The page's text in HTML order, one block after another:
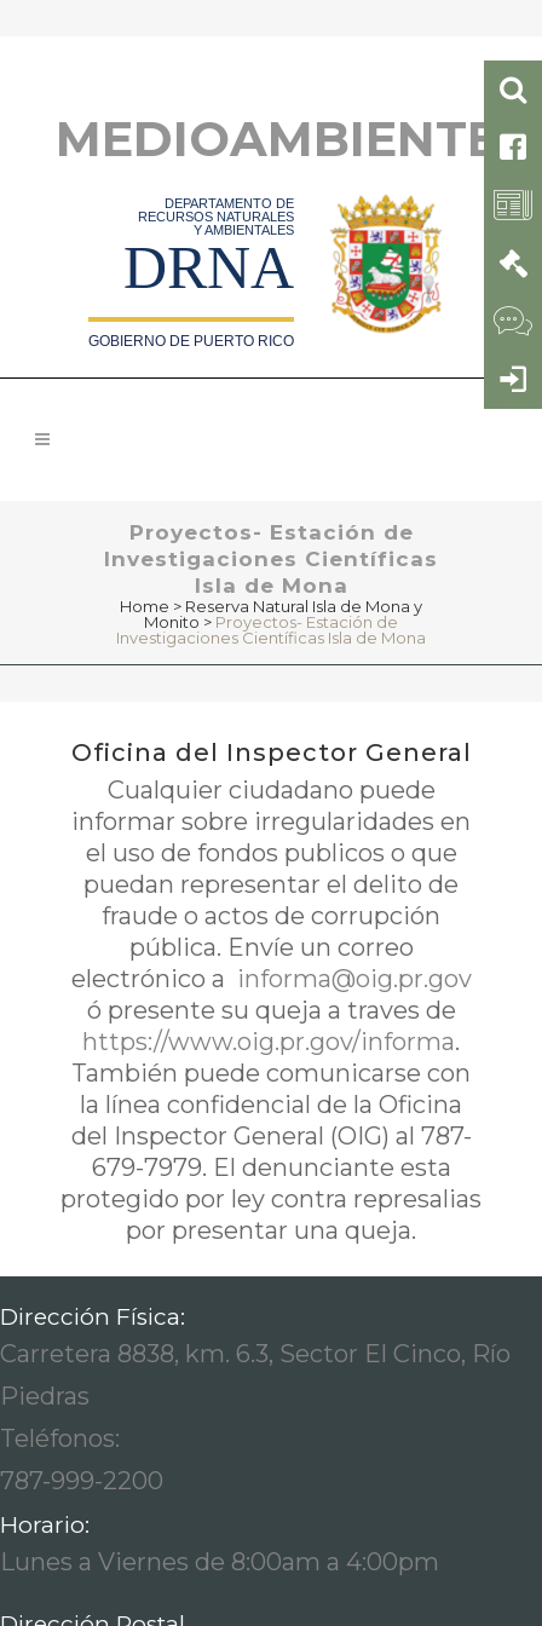
MEDIOAMBIENTE
DEPARTAMENTO DE
RECURSOS NATURALES
Y AMBIENTALES
DRNA
GOBIERNO DE PUERTO RICO
Proyectos- Estación de
Investigaciones Científicas
Isla de Mona
Home > Reserva Natural Isla de Mona y
Monito > Proyectos- Estación de
Investigaciones Científicas Isla de Mona
Oficina del Inspector General
Cualquier ciudadano puede
informar sobre irregularidades en
el uso de fondos publicos o que
puedan representar el delito de
fraude o actos de corrupción
pública. Envíe un correo
electrónico a informa@oig.pr.gov
ó presente su queja a traves de
https://www.oig.pr.gov/informa.
También puede comunicarse con
la línea confidencial de la Oficina
del Inspector General (OIG) al 787-
679-7979. El denunciante esta
protegido por ley contra represalias
por presentar una queja.
Dirección Física:
Carretera 8838, km. 6.3, Sector El Cinco, Río
Piedras
Teléfonos:
787-999-2200
Horario:
Lunes a Viernes de 8:00am a 4:00pm